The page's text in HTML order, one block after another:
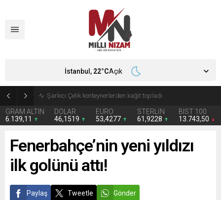
İran 2 ülkeyi birden vurdu
GRAM ALTIN
6.139,11
DOLAR
46,1519
EURO
53,4277
STERLİN
61,9228
BIST 100
13.743,50
İstanbul, 22°CAçık
Fenerbahçe’nin yeni yıldızı
ilk golünü attı!
Paylaş Tweetle Gönder